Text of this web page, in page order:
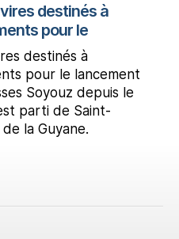
destinés à
pour le
destinés à
pour le lancement
Soyouz depuis le
parti de Saint-
la Guyane.